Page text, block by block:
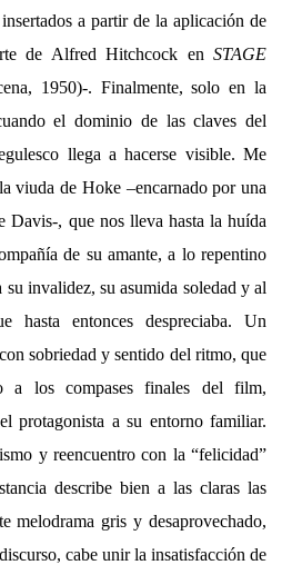
a partir de la aplicación de
de Alfred Hitchcock en STAGE
1950)-. Finalmente, solo en la
el dominio de las claves del
llega a hacerse visible. Me
viuda de Hoke –encarnado por una
Davis-, que nos lleva hasta la huída
de su amante, a lo repentino
invalidez, su asumida soledad y al
hasta entonces despreciaba. Un
sobriedad y sentido del ritmo, que
a los compases finales del film,
protagonista a su entorno familiar.
y reencuentro con la “felicidad”
describe bien a las claras las
melodrama gris y desaprovechado,
cabe unir la insatisfacción de